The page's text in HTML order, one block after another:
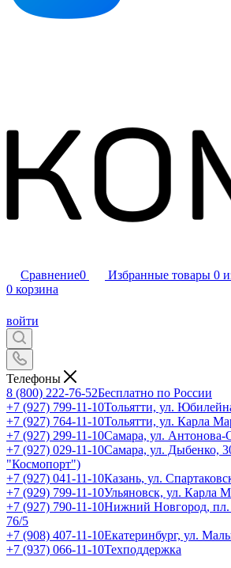
Сравнение0 Избранные товары 0
0 корзина
войти
Телефоны
8 (800) 222-76-52Бесплатно по России
+7 (927) 799-11-10Тольятти, ул.
+7 (927) 764-11-10Тольятти, ул. Карла
+7 (927) 299-11-10Самара, ул. Антонова-
+7 (927) 029-11-10Самара, ул. Дыбенко,
"Космопорт")
+7 (927) 041-11-10Казань, ул.
+7 (929) 799-11-10Ульяновск, ул. Карла
+7 (927) 790-11-10Нижний Новгород, пл.
76/5
+7 (908) 407-11-10Екатеринбург, ул.
+7 (937) 066-11-10Техподдержка